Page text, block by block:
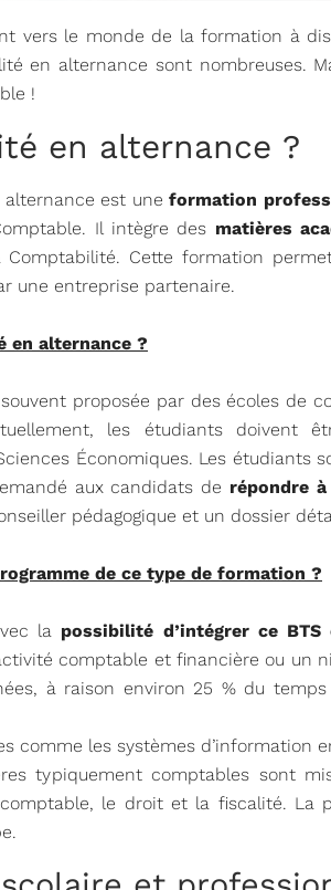
vers le monde de la formation à
en alternance sont nombreuses.
!
en alternance ?
alternance est uneformation
Il intègre des matières
Cette formation
une entreprise partenaire.
en alternance ?
proposée par des écoles de
les étudiants doivent
Économiques. Les étudiants
aux candidats de répondre
pédagogique et un dossier
de ce type de formation ?
la possibilité d’intégrer ce
comptable et financière ou un
à raison environ 25 % du
comme les systèmes d’information
typiquement comptables sont
le droit et la fiscalité. La